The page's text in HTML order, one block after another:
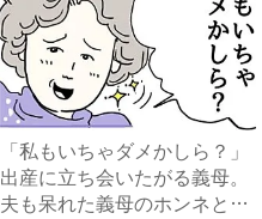
「私もいちゃダメかしら？」
出産に立ち会いたがる義母。
夫も呆れた義母のホンネと